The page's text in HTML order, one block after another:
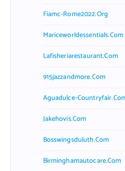
Fiamc-Rome2022.org
Mariceworldessentials.com
Lafisheriarestaurant.com
915jazzandmore.com
Aguadulce-
Jakehovis.com
Bosswingsduluth.com
Birminghamautocare.com